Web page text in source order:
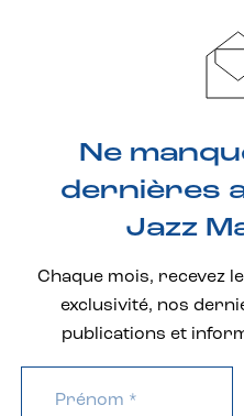
Ne
dernières
Jazz
Chaque mois, recevez
exclusivité, nos
publications et